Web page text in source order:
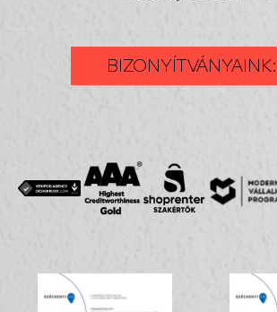
BIZONYÍTVÁNYAINK: